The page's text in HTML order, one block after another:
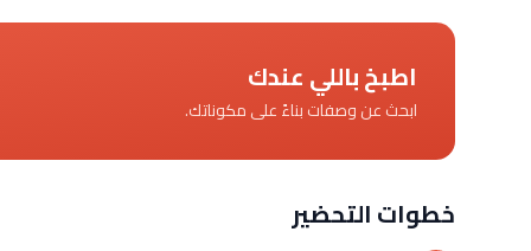
اطبخ باللي عندك
ابحث عن وصفات بناءً على مكوناتك.
خطوات التحضير